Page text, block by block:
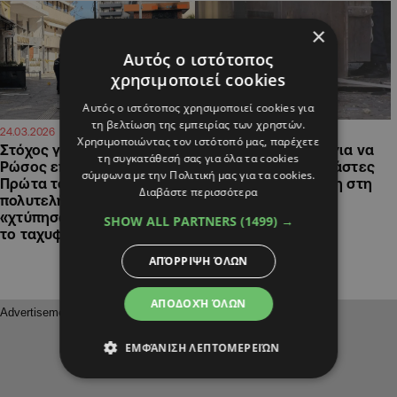
24.03.2026 22:55
Στόχος για τρίτη φορά ο
Ρώσος επιχειρηματίας:
Πρώτα του έκαψαν
πολυτελή οχήματα, μετά
«χτύπησαν» κάβα και τώρα
το ταχυφαγείο
24.03.2026 16:10
Ψάχνουν στα CCTV για να
εντοπίσουν τους δράστες
πίσω από την έκρηξη στη
Λεμεσό
×
Αυτός ο ιστότοπος
χρησιμοποιεί cookies
Αυτός ο ιστότοπος χρησιμοποιεί cookies για
τη βελτίωση της εμπειρίας των χρηστών.
Χρησιμοποιώντας τον ιστότοπό μας, παρέχετε
τη συγκατάθεσή σας για όλα τα cookies
σύμφωνα με την Πολιτική μας για τα cookies.
Διαβάστε περισσότερα
SHOW ALL PARTNERS (1499) →
ΑΠΟΔΟΧΉ ΌΛΩΝ
ΑΠΌΡΡΙΨΗ ΌΛΩΝ
ΕΜΦΆΝΙΣΗ ΛΕΠΤΟΜΕΡΕΙΏΝ